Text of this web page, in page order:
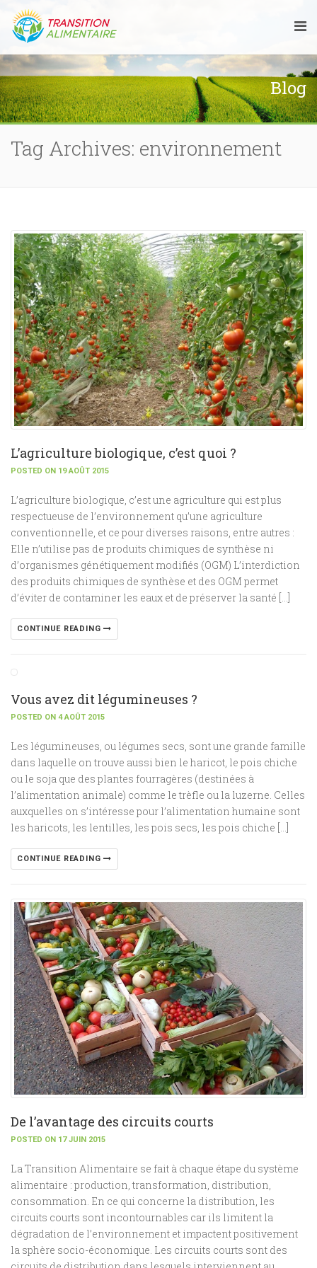
Blog
Tag Archives: environnement
L’agriculture biologique, c’est quoi ?
POSTED ON 19 AOÛT 2015
L’agriculture biologique, c’est une agriculture qui est plus
respectueuse de l’environnement qu’une agriculture
conventionnelle, et ce pour diverses raisons, entre autres :
Elle n’utilise pas de produits chimiques de synthèse ni
d’organismes génétiquement modifiés (OGM) L’interdiction
des produits chimiques de synthèse et des OGM permet
d’éviter de contaminer les eaux et de préserver la santé […]
CONTINUE READING
Vous avez dit légumineuses ?
POSTED ON 4 AOÛT 2015
Les légumineuses, ou légumes secs, sont une grande famille
dans laquelle on trouve aussi bien le haricot, le pois chiche
ou le soja que des plantes fourragères (destinées à
l’alimentation animale) comme le trèfle ou la luzerne. Celles
auxquelles on s’intéresse pour l’alimentation humaine sont
les haricots, les lentilles, les pois secs, les pois chiche […]
CONTINUE READING
De l’avantage des circuits courts
POSTED ON 17 JUIN 2015
La Transition Alimentaire se fait à chaque étape du système
alimentaire : production, transformation, distribution,
consommation. En ce qui concerne la distribution, les
circuits courts sont incontournables car ils limitent la
dégradation de l’environnement et impactent positivement
la sphère socio-économique. Les circuits courts sont des